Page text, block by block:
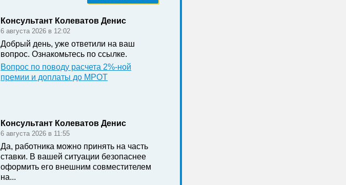
Консультант Колеватов Денис
6 августа 2026 в 12:02
Добрый день, уже ответили на ваш
вопрос. Ознакомьтесь по ссылке .
Вопрос по поводу расчета 2%-ной
премии и доплаты до МРОТ
Консультант Колеватов Денис
6 августа 2026 в 11:55
Да, работника можно принять на часть
ставки. В вашей ситуации безопаснее
оформить его внешним совместителем
на...